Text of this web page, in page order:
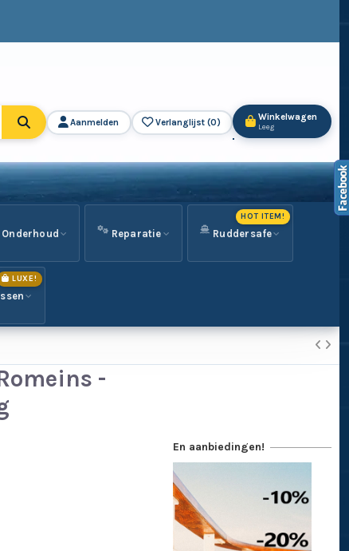
Aanmelden Verlanglijst (0) Winkelwagen
Leeg
Onderhoud Reparatie Ruddersafe
HOT ITEM!
LUXE!
-
En aanbiedingen!